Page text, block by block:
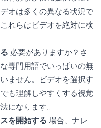
オは多くの異なる状況で
れらはビデオを絶対に検
必要がありますか？さ
専門用語でいっぱいの無
ません。ビデオを選択す
も理解しやすくする視覚
になります。
を開始する 場合、ナレ